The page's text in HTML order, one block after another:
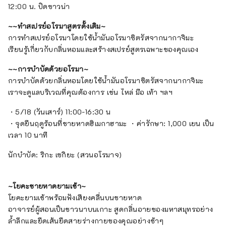
12:00 น. ปิดซาวน่า
~~ทำสเปรย์อโรมาสูตรดั้งเดิม~
การทำสเปรย์อโรมาโดยใช้น้ำมันอโรมาซิตรัสจากนากาจิมะ
เรียนรู้เกี่ยวกับกลิ่นหอมและสร้างสเปรย์สูตรเฉพาะของคุณเอง
~~การบำบัดด้วยอโรมา~
การบำบัดด้วยกลิ่นหอมโดยใช้น้ำมันอโรมาซิตรัสจากนากาจิมะ
เราจะดูแลบริเวณที่คุณต้องการ เช่น ไหล่ มือ เท้า ฯลฯ
・5/18 (วันเสาร์) 11:00-16:30 น
・จุดยืนฤดูร้อนที่ชายหาดฮิเมกาฮามะ ・ค่ารักษา: 1,000 เยน เป็น
เวลา 10 นาที
นักบำบัด: ริกะ เซกิยะ (สวนอโรมาจ)
~โยคะชายหาดยามเช้า~
โยคะยามเช้าพร้อมฟังเสียงคลื่นบนชายหาด
อาจารย์ผู้สอนเป็นชาวนาบนเกาะ สูดกลิ่นอายของมหาสมุทรอย่าง
ล้ำลึกและยืดเส้นยืดสายร่างกายของคุณอย่างช้าๆ